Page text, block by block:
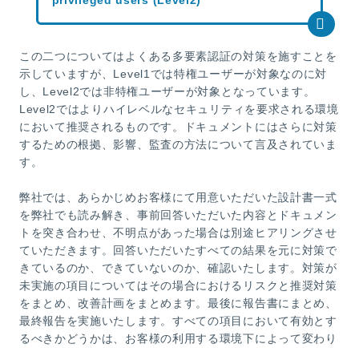
この二つについてはよくある多要素認証の対策を施すことを
示していますが、Level1では特権ユーザーが対象なのに対
し、Level2では非特権ユーザーが対象となっています。
Level2ではよりハイレベルなセキュリティを要求される環境
において推奨されるものです。ドキュメントにはさらに対策
するための根拠、影響、監査の方法について言及されていま
す。
弊社では、あらかじめお客様にて用意いただいた設計書一式
を弊社でも読み解き、事前回答いただいた内容とドキュメン
トを突き合わせ、不明点があった場合は別途ヒアリングさせ
ていただきます。回答いただいたすべての結果を元に対策で
きているのか、できていないのか、確認いたします。対策が
未実施の項目についてはその場合におけるリスクと推奨対策
をまとめ、改善計画をまとめます。最後に報告書にまとめ、
最終報告を実施いたします。すべての項目において有効とす
るべきかどうかは、お客様の利用する環境下によって変わり